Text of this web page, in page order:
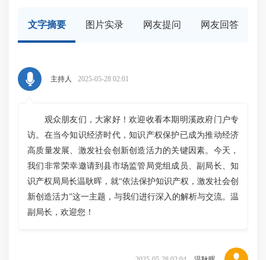
文字摘要 图片实录 网友提问 网友回答
主持人 2025-05-28 02:01
观众朋友们，大家好！欢迎收看本期明溪政府门户专
访。在当今知识经济时代，知识产权保护已成为推动经济
高质量发展、激发社会创新创造活力的关键因素。今天，
我们非常荣幸邀请到县市场监管局党组成员、副局长、知
识产权局局长温耿晖，就“依法保护知识产权，激发社会创
新创造活力”这一主题，与我们进行深入的解析与交流。温
副局长，欢迎您！